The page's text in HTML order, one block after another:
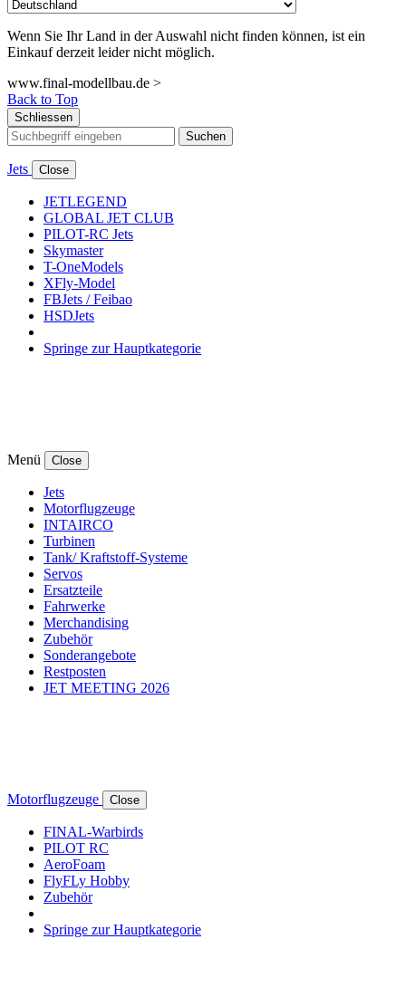
Wenn Sie Ihr Land in der Auswahl nicht finden können, ist ein
Einkauf derzeit leider nicht möglich.
www.final-modellbau.de >
Back to Top
Schliessen
Suchen
Jets Close
JETLEGEND
GLOBAL JET CLUB
PILOT-RC Jets
Skymaster
T-OneModels
XFly-Model
FBJets / Feibao
HSDJets
Springe zur Hauptkategorie
Menü Close
Jets
Motorflugzeuge
INTAIRCO
Turbinen
Tank/ Kraftstoff-Systeme
Servos
Ersatzteile
Fahrwerke
Merchandising
Zubehör
Sonderangebote
Restposten
JET MEETING 2026
Motorflugzeuge Close
FINAL-Warbirds
PILOT RC
AeroFoam
FlyFLy Hobby
Zubehör
Springe zur Hauptkategorie